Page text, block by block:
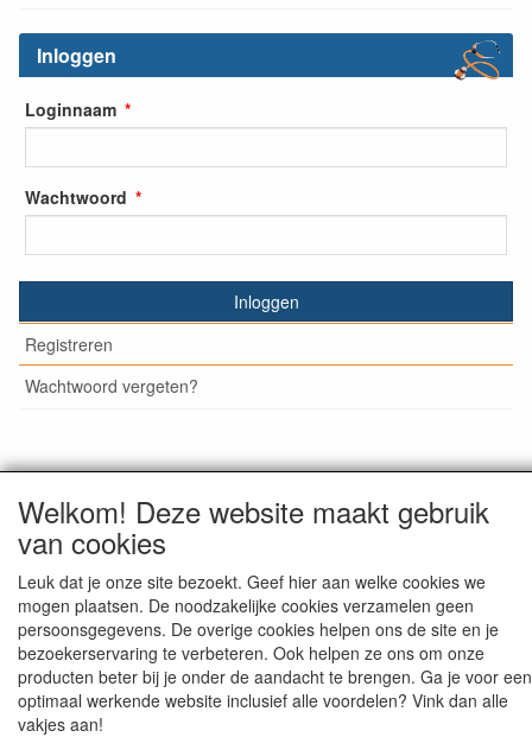
Inloggen
Loginnaam
Wachtwoord
Inloggen
Registreren
Wachtwoord vergeten?
© Medisan Trading | Alblasserdam. Alle genoemde prijzen
zijn inclusief BTW en exclusiefverzendkosten, tenzij anders
staat aangegeven.
Welkom! Deze website maakt gebruik
van cookies
Leuk dat je onze site bezoekt. Geef hier aan welke cookies we
mogen plaatsen. De noodzakelijke cookies verzamelen geen
persoonsgegevens. De overige cookies helpen ons de site en je
bezoekerservaring te verbeteren. Ook helpen ze ons om onze
producten beter bij je onder de aandacht te brengen. Ga je voor een
optimaal werkende website inclusief alle voordelen? Vink dan alle
vakjes aan!